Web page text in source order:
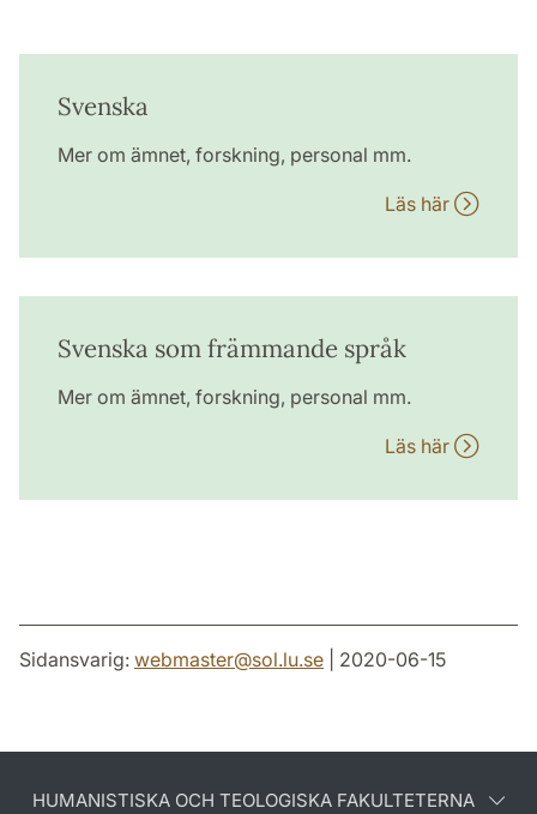
Svenska
Mer om ämnet, forskning, personal mm.
Läs här
Svenska som främmande språk
Mer om ämnet, forskning, personal mm.
Läs här
Sidansvarig: webmaster@sol.lu.se | 2020-06-15
HUMANISTISKA OCH TEOLOGISKA FAKULTETERNA